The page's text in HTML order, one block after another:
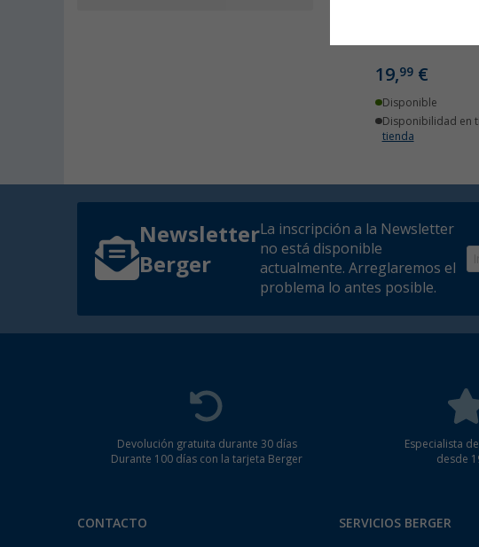
19,99 €
Disponible
Disponibilidad en
tienda
Newsletter
Berger
La inscripción a la Newsletter
no está disponible
actualmente. Arreglaremos el
problema lo antes posible.
Devolución gratuita durante 30 días
Durante 100 días con la tarjeta Berger
Especialista
desde
CONTACTO SERVICIOS BERGER